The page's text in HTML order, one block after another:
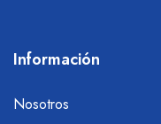
Información
Nosotros